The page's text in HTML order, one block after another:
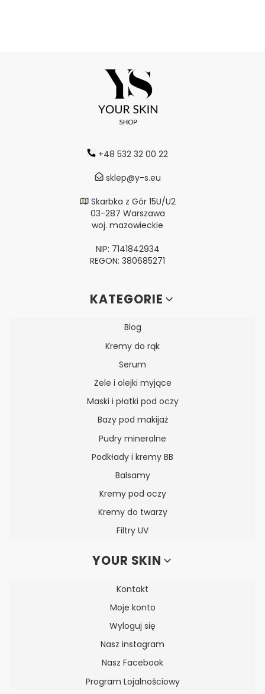
+48 532 32 00 22
sklep@y-s.eu
Skarbka z Gór 15U/U2
03-287 Warszawa
woj. mazowieckie
NIP: 7141842934
REGON: 380685271
Linki w stopceKATEGORIE
Blog
Kremy do rąk
Serum
Żele i olejki myjące
Maski i płatki pod oczy
Bazy pod makijaż
Pudry mineralne
Podkłady i kremy BB
Balsamy
Kremy pod oczy
Kremy do twarzy
Filtry UV
YOUR SKIN
Kontakt
Moje konto
Wyloguj się
Nasz instagram
Nasz Facebook
Program Lojalnościowy